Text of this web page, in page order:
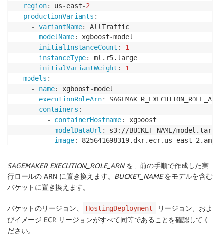
region: us-east-2
productionVariants :
-
variantName:
AllTraffic
modelName: xgboost-model
initialInstanceCount :
1
instanceType:
ml.r5.large
initialVariantWeight :
1
models :
-
name: xgboost-model
executionRoleArn:
SAGEMAKER_EXECUTION_ROLE_ARN
containers :
-
containerHostname:
xgboost
modelDataUrl : s3: //BUCKET_NAME/
image: 825641698319.dkr.ecr.us-east-
SAGEMAKER EXECUTION_ROLE_ARNを、前の手順で作成した実
行ロールの ARN に置き換えます。 BUCKET_NAMEをモデルを含む
バケットに置き換えます。
バケットのリージョン、 HostingDeployment
リージョン、およ
びイメージ ECR リージョンがすべて同等であることを確認してく
ださい。